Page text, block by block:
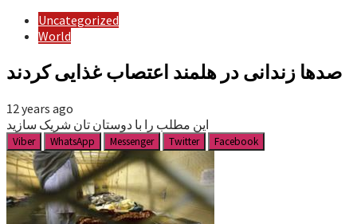
Uncategorized
World
صدها زندانی در هلمند اعتصاب غذایی کردند
12 years ago
این مطلب را با دوستان تان شریک سازید
Viber WhatsApp Messenger Twitter Facebook